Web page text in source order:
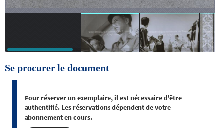
Se procurer le document
Pour réserver un exemplaire, il est nécessaire d'être
authentifié. Les réservations dépendent de votre
abonnement en cours.